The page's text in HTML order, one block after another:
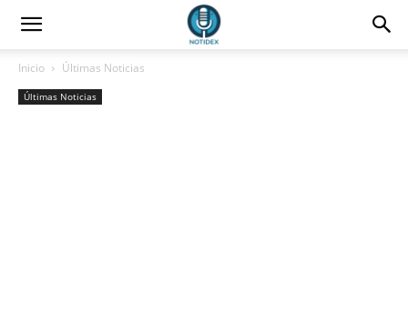
Inicio Últimas Noticias
Últimas Noticias